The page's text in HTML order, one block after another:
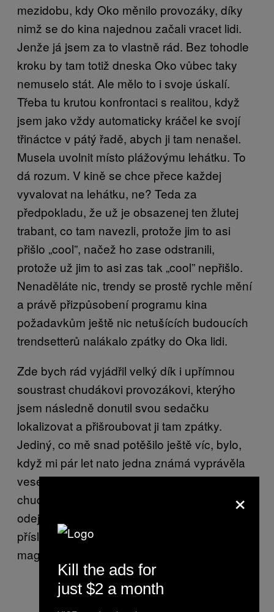
mezidobu, kdy Oko měnilo provozáky, díky
nimž se do kina najednou začali vracet lidi.
Jenže já jsem za to vlastně rád. Bez tohodle
kroku by tam totiž dneska Oko vůbec taky
nemuselo stát. Ale mělo to i svoje úskalí.
Třeba tu krutou konfrontaci s realitou, když
jsem jako vždy automaticky kráčel ke svojí
třináctce v pátý řadě, abych ji tam nenašel.
Musela uvolnit místo plážovýmu lehátku. To
dá rozum. V kině se chce přece každej
vyvalovat na lehátku, ne? Teda za
předpokladu, že už je obsazenej ten žlutej
trabant, co tam navezli, protože jim to asi
přišlo „cool”, načež ho zase odstranili,
protože už jim to asi zas tak „cool” nepřišlo.
Nenaděláte nic, trendy se prostě rychle mění
a právě přizpůsobení programu kina
požadavkům ještě nic netušících budoucích
trendsetterů nalákalo zpátky do Oka lidi.
Zde bych rád vyjádřil velký dík i upřímnou
soustrast chudákovi provozákovi, kterýho
jsem následně donutil svou sedačku
lokalizovat a přišroubovat ji tam zpátky.
Jediný, co mě snad potěšilo ještě víc, bylo,
když mi pár let nato jedna známá vyprávěla
veselou historku o nějakým poblázněným
chudákovi autistovi, kterej odmítal z kina
odejít, dokud mu nevrátěj jeho sedák na
příslušné místo. ,,No, to musel bejt fakt úplnej
magor!” Si piš.
×
Kill the ads for
just $2 a month